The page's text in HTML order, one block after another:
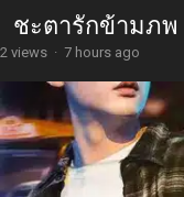
ชะตารักข้ามภพ
2 views · 7 hours ago